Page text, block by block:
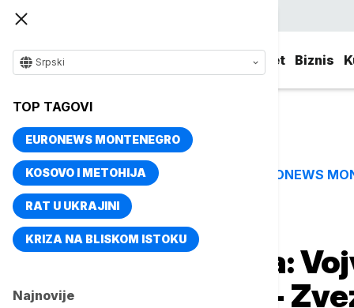
Svet Biznis
Srpski
TOP TAGOVI
EURONEWS MONTENEGRO
KOSOVO I METOHIJA
RAT U UKRAJINI
KRIZA NA BLISKOM ISTOKU
Najnovije
TOP TAGOVI EURONEWS
Naslovna Sport
Loznička drama:
kratkih rukava -